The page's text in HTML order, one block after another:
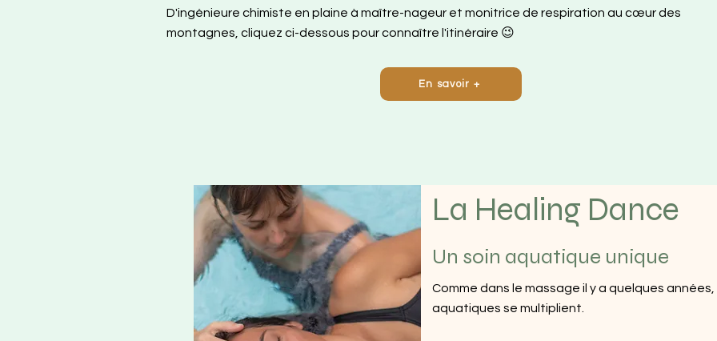
D'ingénieure chimiste en plaine à maître-nageur et monitrice de respiration au cœur des
montagnes, cliquez ci-dessous pour connaître l'itinéraire 😉
En savoir +
La Healing Dance
Un soin aquatique unique
Comme dans le massage il y a quelques
aquatiques se multiplient.